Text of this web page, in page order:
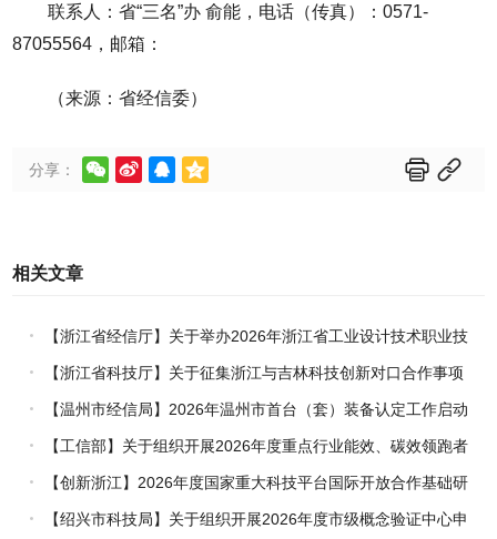
联系人：省“三名”办 俞能，电话（传真）：0571-
87055564，邮箱：
（来源：省经信委）
分享：      
相关文章
【浙江省经信厅】关于举办2026年浙江省工业设计技术职业技
能竞赛的通知
【浙江省科技厅】关于征集浙江与吉林科技创新对口合作事项
的通知【温州市经信局】2026年温州市首台（套）装备认定工作启动
【工信部】关于组织开展2026年度重点行业能效、碳效领跑者
企业推荐工作的通知
【创新浙江】2026年度国家重大科技平台国际开放合作基础研
究专项（试点）项目指南
【绍兴市科技局】关于组织开展2026年度市级概念验证中心申